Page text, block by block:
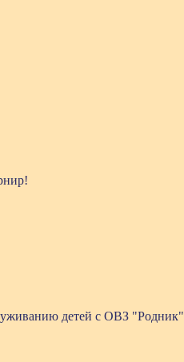
детей с ОВЗ "Родник"